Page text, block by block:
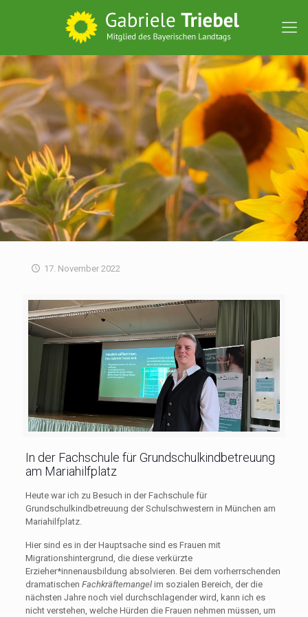
17. November 2022
In der Fachschule für Grundschulkindbetreuung
am Mariahilfplatz
Heute war ich zu Besuch in der Fachschule für
Grundschulkindbetreuung der Schulschwestern in München am
Mariahilfplatz.
Hier sind es in der Hauptsache sind es Frauen mit
Migrationshintergrund, die diese verkürzte
Erzieher*innenausbildung absolvieren. Bei dem vorherrschenden
dramatischen Fachkräftemangel im sozialen Bereich, der die
nächsten Jahre noch viel durchschlagender wird, kann ich es
nicht verstehen, welche Hürden die Frauen nehmen müssen, um